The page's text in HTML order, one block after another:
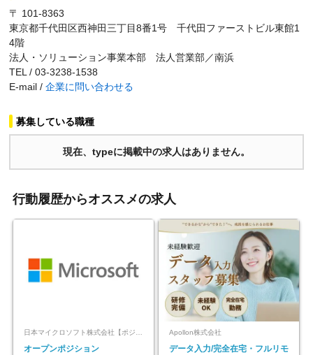
〒 101-8363
東京都千代田区西神田三丁目8番1号 千代田ファーストビル東館1
4階
法人・ソリューション事業本部 法人営業部／南浜
TEL / 03-3238-1538
E-mail / 企業に問い合わせる
募集している職種
現在、typeに掲載中の求人はありません。
行動履歴からオススメの求人
日本マイクロソフト株式会社【ポジションマッチ登録】
オープンポジション
Apollon株式会社
データ入力/完全在宅・フルリモ